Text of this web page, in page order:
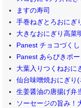
ますの寿司
手巻ねぎとろおにぎ
大きなおにぎり高菜
Panest チョコづくし
Panest あらびきポ
大葉入りつくねおに
仙台味噌焼おにぎり
生姜醤油の唐揚げ弁
ソーセージの旨み！